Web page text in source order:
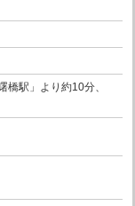
橋駅」より約10分、